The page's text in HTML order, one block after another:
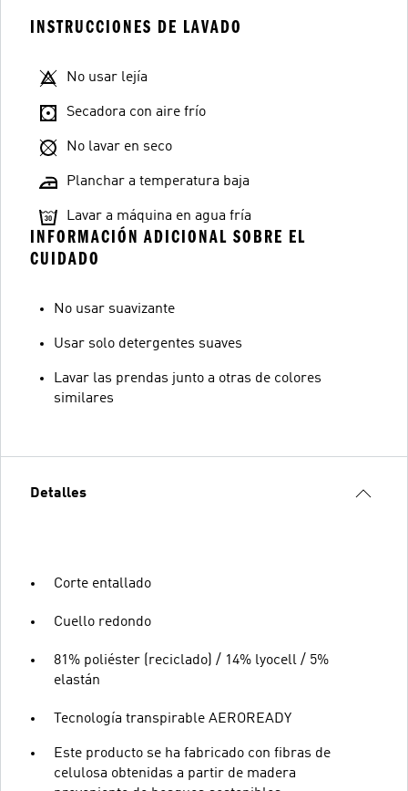
INSTRUCCIONES DE LAVADO
No usar lejía
Secadora con aire frío
No lavar en seco
Planchar a temperatura baja
Lavar a máquina en agua fría
INFORMACIÓN ADICIONAL SOBRE EL
CUIDADO
No usar suavizante
Usar solo detergentes suaves
Lavar las prendas junto a otras de colores
similares
Detalles
Corte entallado
Cuello redondo
81% poliéster (reciclado) / 14% lyocell / 5%
elastán
Tecnología transpirable AEROREADY
Este producto se ha fabricado con fibras de
celulosa obtenidas a partir de madera